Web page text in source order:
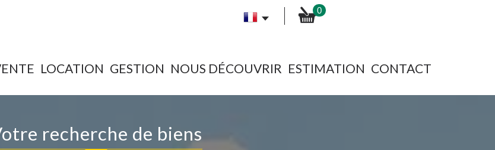
0
VENTE LOCATION GESTION NOUS DÉCOUVRIR ESTIMATION CONTACT
Votre recherche de biens